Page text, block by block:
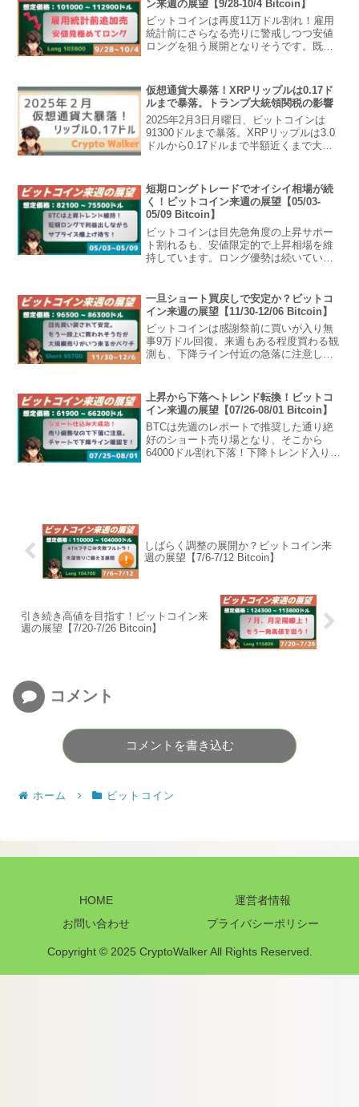
ン来週の展望【9/28-10/4 Bitcoin】
ビットコインは再度11万ドル割れ！雇用
統計前にさらなる売りに警戒しつつ安値
ロングを狙う展開となりそうです。既存
ら2025年10月4日までの想定レンジ来週
のビットコ...
仮想通貨大暴落！XRPリップルは0.17ド
ルまで暴落。トランプ大統領関税の影響
2025年2月3日月曜日、ビットコインは
91300ドルまで暴落。XRPリップルは3.0
ドルから0.17ドルまで半額近くまで大暴
イン、アルトコイン含め暗号資産...
短期ロングトレードでオイシイ相場が続
く！ビットコイン来週の展望【05/03-
05/09 Bitcoin】
ビットコインは目先急角度の上昇サポー
ト割れるも、安値限定的で上昇相場を維
持しています。ロング優勢は続いていま
2026年5月9日までの想定レンジ来週のビ
ットコイン想定...
一旦ショート買戻しで安定か？ビットコ
イン来週の展望【11/30-12/06 Bitcoin】
ビットコインは感謝祭前に買いが入り無
事9万ドル回復。来週もある程度買わる観
測も、下降ライン付近の急落に注意した
コイン週の展望2025年11月23日から2025
年11月...
上昇から下落へトレンド転換！ビットコ
イン来週の展望【07/26-08/01 Bitcoin】
BTCは先週のレポートで推奨した通り絶
好のショート売り場となり、そこから
64000ドル割れ下落！下降トレンド入り。
しばらく調整の展開か？ビットコイン来
週の展望【7/6-7/12 Bitcoin】
引き続き高値を目指す！ビットコイン来
週の展望【7/20-7/26 Bitcoin】
コメント
コメントを書き込む
ホーム ビットコイン
HOME
運営者情報
お問い合わせ
プライバシーポリシー
Copyright © 2025 CryptoWalker All Rights Reserved.